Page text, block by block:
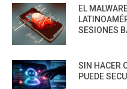
EL
SESIONES
SIN HACER
PUEDE